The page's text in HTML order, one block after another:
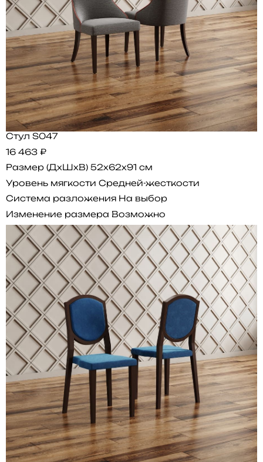
Стул S047
16 463 ₽
Размер (ДхШхВ) 52x62x91 см
Уровень мягкости Средней-жесткости
Система разложения На выбор
Изменение размера Возможно